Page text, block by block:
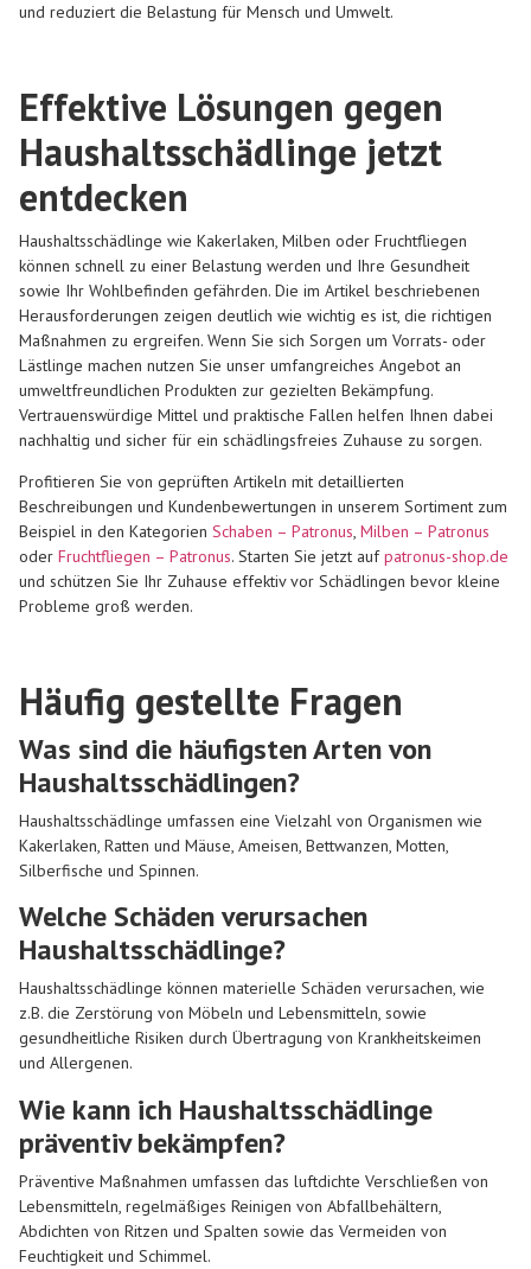
und reduziert die Belastung für Mensch und Umwelt.
Effektive Lösungen gegen
Haushaltsschädlinge jetzt
entdecken
Haushaltsschädlinge wie Kakerlaken, Milben oder Fruchtfliegen
können schnell zu einer Belastung werden und Ihre Gesundheit
sowie Ihr Wohlbefinden gefährden. Die im Artikel beschriebenen
Herausforderungen zeigen deutlich wie wichtig es ist, die richtigen
Maßnahmen zu ergreifen. Wenn Sie sich Sorgen um Vorrats- oder
Lästlinge machen nutzen Sie unser umfangreiches Angebot an
umweltfreundlichen Produkten zur gezielten Bekämpfung.
Vertrauenswürdige Mittel und praktische Fallen helfen Ihnen dabei
nachhaltig und sicher für ein schädlingsfreies Zuhause zu sorgen.
Profitieren Sie von geprüften Artikeln mit detaillierten
Beschreibungen und Kundenbewertungen in unserem Sortiment zum
Beispiel in den Kategorien Schaben – Patronus, Milben – Patronus
oder Fruchtfliegen – Patronus. Starten Sie jetzt aufpatronus-shop.de
und schützen Sie Ihr Zuhause effektiv vor Schädlingen bevor kleine
Probleme groß werden.
Häufig gestellte Fragen
Was sind die häufigsten Arten von
Haushaltsschädlingen?
Haushaltsschädlinge umfassen eine Vielzahl von Organismen wie
Kakerlaken, Ratten und Mäuse, Ameisen, Bettwanzen, Motten,
Silberfische und Spinnen.
Welche Schäden verursachen
Haushaltsschädlinge?
Haushaltsschädlinge können materielle Schäden verursachen, wie
z.B. die Zerstörung von Möbeln und Lebensmitteln, sowie
gesundheitliche Risiken durch Übertragung von Krankheitskeimen
und Allergenen.
Wie kann ich Haushaltsschädlinge
präventiv bekämpfen?
Präventive Maßnahmen umfassen das luftdichte Verschließen von
Lebensmitteln, regelmäßiges Reinigen von Abfallbehältern,
Abdichten von Ritzen und Spalten sowie das Vermeiden von
Feuchtigkeit und Schimmel.